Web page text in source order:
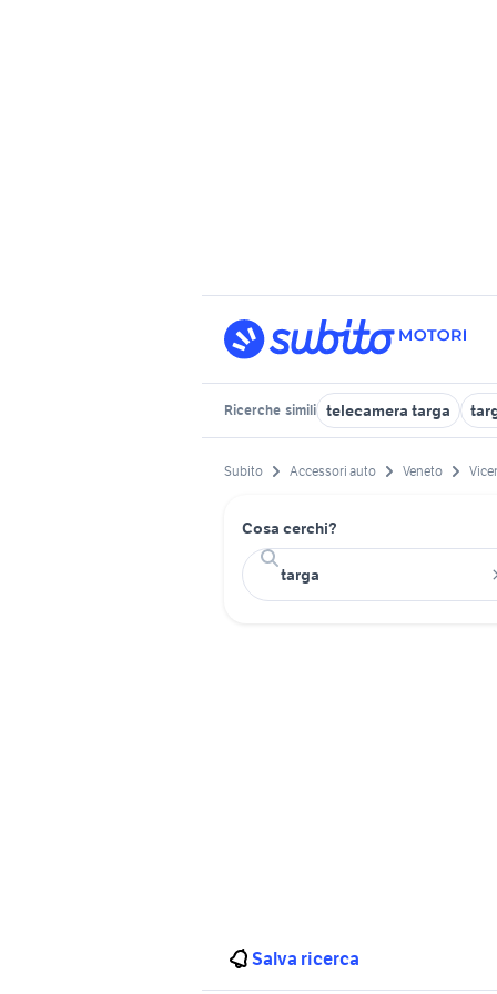
Ricerche simili telecamera targa
Subito Accessori auto Veneto
Cosa cerchi?
Salva ricerca